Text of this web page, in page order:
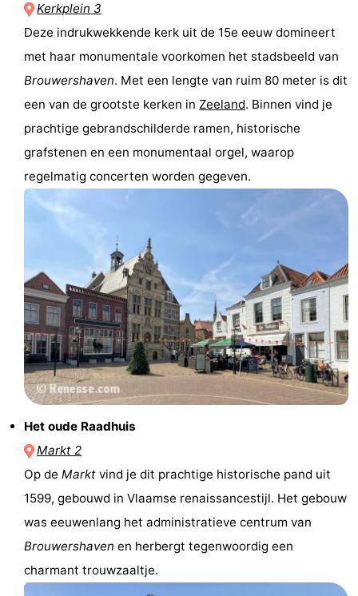
Binnenspeeltuinen
Bowlen
Minigolfbanen
Wellness
Dorpen
Steden
Natuur
Rondleidingen
Zwembaden
Fietsen
Wandelen
Paardrijden
Golfbanen
Surfen
Duiken
Eten
en
drinken
Zeehonden
Evenementen
Kerkplein 3
Deze indrukwekkende kerk uit de 15e eeuw domineert
met haar monumentale voorkomen het stadsbeeld van
Brouwershaven. Met een lengte van ruim 80 meter is dit
een van de grootste kerken in Zeeland. Binnen vind je
prachtige gebrandschilderde ramen, historische
grafstenen en een monumentaal orgel, waarop
regelmatig concerten worden gegeven.
Het oude Raadhuis
Markt 2
Op de Markt vind je dit prachtige historische pand uit
1599, gebouwd in Vlaamse renaissancestijl. Het gebouw
was eeuwenlang het administratieve centrum van
Brouwershaven en herbergt tegenwoordig een
charmant trouwzaaltje.